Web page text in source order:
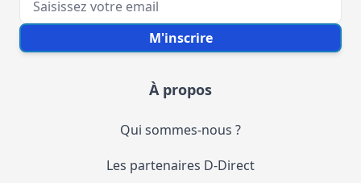
Votre e-mail M'inscrire
À propos
Qui sommes-nous ?
Les partenaires D-Direct